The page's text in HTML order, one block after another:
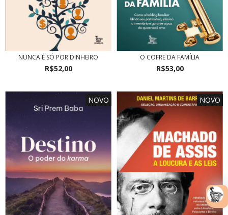
NUNCA É SÓ POR DINHEIRO
R$52,00
O COFRE DA FAMÍLIA
R$53,00
NOVO NOVO